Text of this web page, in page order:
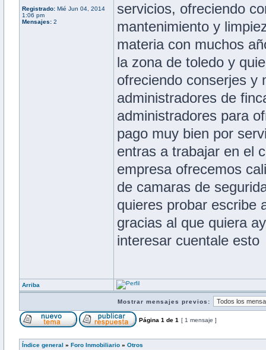
Registrado: Mié Jun 04, 2014
1:06 pm
Mensajes: 2
servicios, ofreciendo
mantenimiento y
materia con muchos
la zona de toledo y
ofreciendo conserjes y
administradores de
administradores para
pago muy bien por
entras a trabajar en el
empresa ofrecemos
de camaras de
quieres probar escribe
gracias al que quiera
interesar cuentale esto
Arriba
Mostrar mensajes previos:
Página 1 de 1 [ 1 mensaje ]
Índice general » Foro Inmobiliario » Otros